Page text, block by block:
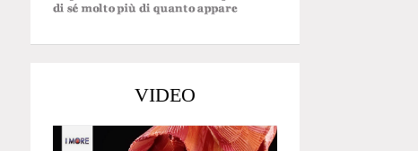
VIDEO